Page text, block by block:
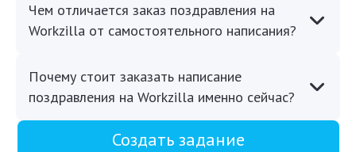
Чем отличается заказ поздравления на
Workzilla от самостоятельного написания?
Почему стоит заказать написание
поздравления на Workzilla именно сейчас?
Создать задание